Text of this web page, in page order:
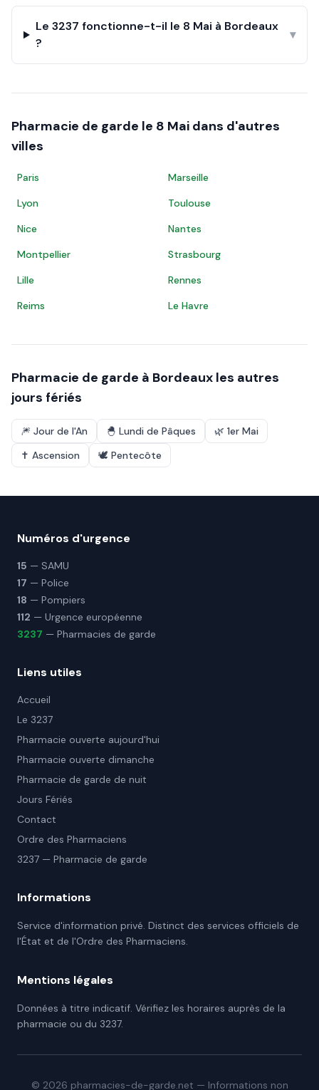
Le 3237 fonctionne-t-il le 8 Mai à Bordeaux
?
▾
Pharmacie de garde le 8 Mai dans d'autres
villes
Paris
Marseille
Lyon
Toulouse
Nice
Nantes
Montpellier
Strasbourg
Lille
Rennes
Reims
Le Havre
Pharmacie de garde à Bordeaux les autres
jours fériés
🎆 Jour de l'An 🐣 Lundi de Pâques 🌿 1er Mai
✝️ Ascension 🕊️ Pentecôte
Numéros d'urgence
15 — SAMU
17 — Police
18 — Pompiers
112 — Urgence européenne
3237 — Pharmacies de garde
Liens utiles
Accueil
Le 3237
Pharmacie ouverte aujourd'hui
Pharmacie ouverte dimanche
Pharmacie de garde de nuit
Jours Fériés
Contact
Ordre des Pharmaciens
3237 — Pharmacie de garde
Informations
Service d'information privé. Distinct des services officiels de
l'État et de l'Ordre des Pharmaciens.
Mentions légales
Données à titre indicatif. Vérifiez les horaires auprès de la
pharmacie ou du 3237.
© 2026 pharmacies-de-garde.net — Informations non